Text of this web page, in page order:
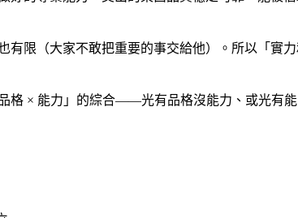
有限（大家不敢把重要的事交給他）。所以「
格 × 能力」的綜合——光有品格沒能力、或光有